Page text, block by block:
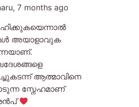
, 7 months ago
അയാളാവുക
ആത്മാവിനെ
സ്നേഹമാണ്